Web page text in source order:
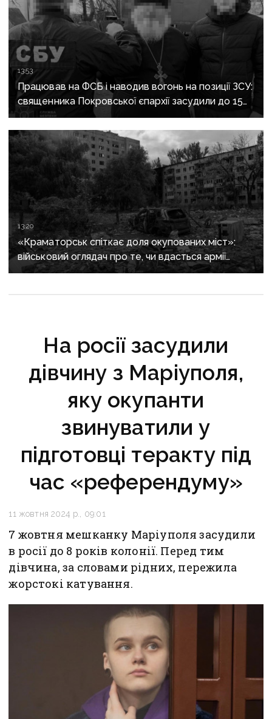
13:53
Працював на ФСБ і наводив вогонь на позиції ЗСУ:
священника Покровської єпархії засудили до 15
років
13:20
«Краматорськ спіткає доля окупованих міст»:
військовий оглядач про те, чи вдасться армії
рф захопити останню агломерацію Донеччини до
На росії засудили
дівчину з Маріуполя,
яку окупанти
звинуватили у
підготовці теракту під
час «референдуму»
11 жовтня 2024 р., 09:01
7 жовтня мешканку Маріуполя засудили
в росії до 8 років колонії. Перед тим
дівчина, за словами рідних, пережила
жорстокі катування.